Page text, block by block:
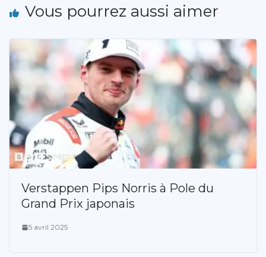
Vous pourrez aussi aimer
Verstappen Pips Norris à Pole du
Grand Prix japonais
5 avril 2025